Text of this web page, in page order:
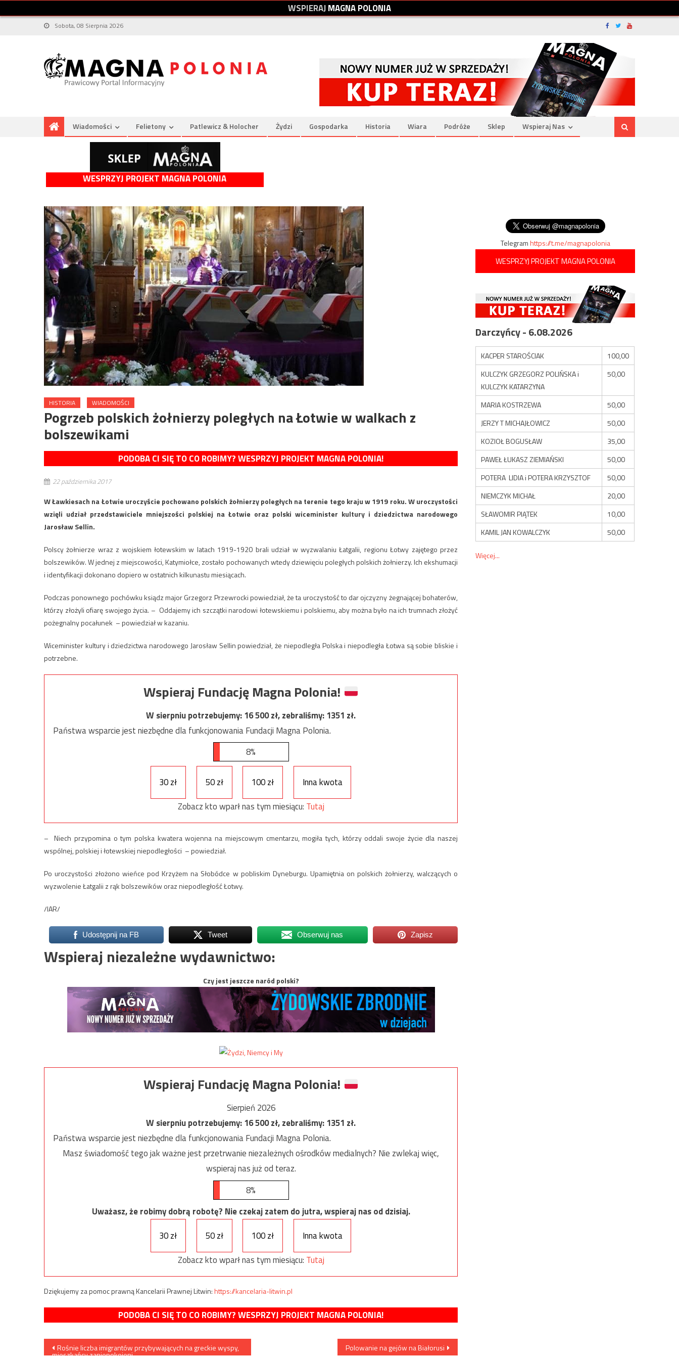
WSPIERAJMAGNAPOLONIA
Sobota, 08 Sierpnia 2026
Wiadomości Felietony Patlewicz & Holocher Żydzi Gospodarka Historia Wiara Podróże Sklep Wspieraj Nas
WESPRZYJ PROJEKT MAGNA POLONIA
HISTORIA WIADOMOŚCI
Pogrzeb polskich żołnierzy poległych na Łotwie w walkach z
bolszewikami
PODOBA CI SIĘ TO CO ROBIMY? WESPRZYJ PROJEKT MAGNA POLONIA!
22 października 2017
W Ławkiesach na Łotwie uroczyście pochowano polskich żołnierzy poległych na terenie tego kraju w 1919 roku. W uroczystości
wzięli udział przedstawiciele mniejszości polskiej na Łotwie oraz polski wiceminister kultury i dziedzictwa narodowego
Jarosław Sellin.
Polscy żołnierze wraz z wojskiem łotewskim w latach 1919-1920 brali udział w wyzwalaniu Łatgalii, regionu Łotwy zajętego przez
bolszewików. W jednej z miejscowości, Katymiołce, zostało pochowanych wtedy dziewięciu poległych polskich żołnierzy. Ich ekshumacji
i identyfikacji dokonano dopiero w ostatnich kilkunastu miesiącach.
Podczas ponownego pochówku ksiądz major Grzegorz Przewrocki powiedział, że ta uroczystość to dar ojczyzny żegnającej bohaterów,
którzy złożyli ofiarę swojego życia. – Oddajemy ich szczątki narodowi łotewskiemu i polskiemu, aby można było na ich trumnach złożyć
pożegnalny pocałunek – powiedział w kazaniu.
Wiceminister kultury i dziedzictwa narodowego Jarosław Sellin powiedział, że niepodległa Polska i niepodległa Łotwa są sobie bliskie i
potrzebne.
Wspieraj Fundację Magna Polonia!
W sierpniu potrzebujemy:16 500zł, zebraliśmy:1351 zł.
Państwa wsparcie jest niezbędne dla funkcjonowania Fundacji Magna Polonia.
8%
30 zł 50 zł 100 zł
Inna kwota
Zobacz kto wparł nas tym miesiącu: Tutaj
– Niech przypomina o tym polska kwatera wojenna na miejscowym cmentarzu, mogiła tych, którzy oddali swoje życie dla naszej
wspólnej, polskiej i łotewskiej niepodległości – powiedział.
Po uroczystości złożono wieńce pod Krzyżem na Słobódce w pobliskim Dyneburgu. Upamiętnia on polskich żołnierzy, walczących o
wyzwolenie Łatgalii z rąk bolszewików oraz niepodległość Łotwy.
/IAR/
Udostępnij na FB Tweet Obserwuj nas Zapisz
Wspieraj niezależne wydawnictwo:
Czy jest jeszcze naród polski?
Wspieraj Fundację Magna Polonia!
Sierpień 2026
W sierpniu potrzebujemy:16 500zł, zebraliśmy:1351 zł.
Państwa wsparcie jest niezbędne dla funkcjonowania Fundacji Magna Polonia.
Masz świadomość tego jak ważne jest przetrwanie niezależnych ośrodków medialnych? Nie zwlekaj więc,
wspieraj nas już od teraz.
8%
Uważasz, że robimy dobrą robotę? Nie czekaj zatem do jutra, wspieraj nas od dzisiaj.
30 zł
50 zł 100 zł
Inna kwota
Zobacz kto wparł nas tym miesiącu: Tutaj
Dziękujemy za pomoc prawną Kancelarii Prawnej Litwin:https://kancelaria-litwin.pl
PODOBA CI SIĘ TO CO ROBIMY? WESPRZYJ PROJEKT MAGNA POLONIA!
Nawigacja
Rośnie liczba imigrantów przybywających na greckie wyspy,
mieszkańcy zaniepokojeni
Polowanie na gejów na Białorusi
Telegramhttps://t.me/magnapolonia
WESPRZYJ PROJEKT MAGNA POLONIA
Darczyńcy - 6.08.2026
KACPER STAROŚCIAK
100,00
KULCZYK GRZEGORZ POLIŃSKA i
KULCZYK KATARZYNA
50,00
MARIA KOSTRZEWA
50,00
JERZY T MICHAJŁOWICZ
50,00
KOZIOŁ BOGUSŁAW
35,00
PAWEŁ ŁUKASZ ZIEMIAŃSKI
50,00
POTERA LIDIA i POTERA KRZYSZTOF
50,00
NIEMCZYK MICHAŁ
20,00
SŁAWOMIR PIĄTEK
10,00
KAMIL JAN KOWALCZYK
50,00
Więcej...